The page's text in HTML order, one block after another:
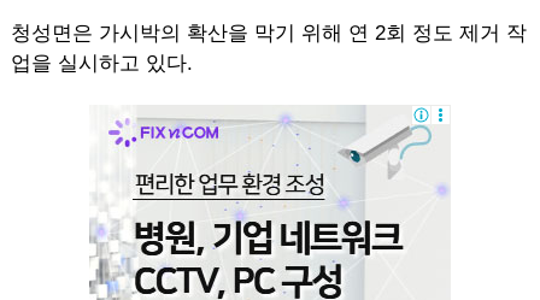
청성면은 가시박의 확산을 막기 위해 연 2회 정도 제거 작
업을 실시하고 있다.